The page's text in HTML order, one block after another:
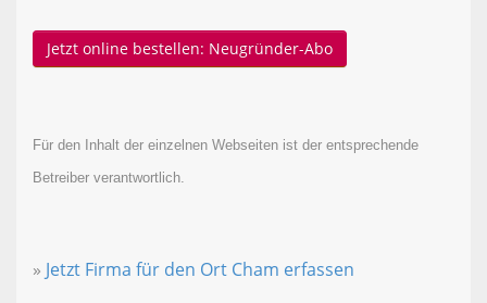
Jetzt online bestellen: Neugründer-Abo
Für den Inhalt der einzelnen Webseiten ist der entsprechende
Betreiber verantwortlich.
» Jetzt Firma für den Ort Cham erfassen